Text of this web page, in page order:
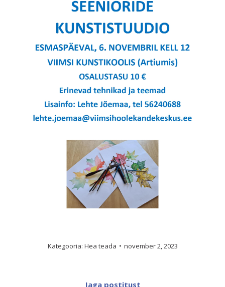
Kategooria: Hea teada november 2, 2023
Jaga postitust